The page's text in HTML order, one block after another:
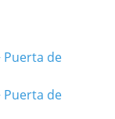
Puerta de
Puerta de